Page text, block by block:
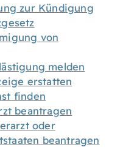
zur Kündigung
von
melden
erstatten
finden
beantragen
oder
beantragen